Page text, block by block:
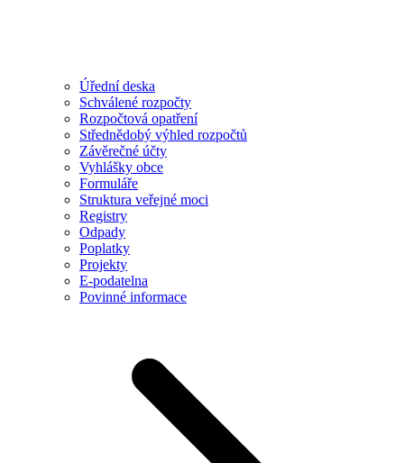
Úřední deska
Schválené rozpočty
Rozpočtová opatření
Střednědobý výhled rozpočtů
Závěrečné účty
Vyhlášky obce
Formuláře
Struktura veřejné moci
Registry
Odpady
Poplatky
Projekty
E-podatelna
Povinné informace